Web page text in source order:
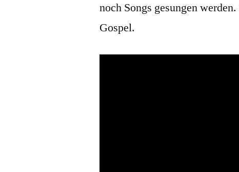
noch Songs gesungen
Gospel.